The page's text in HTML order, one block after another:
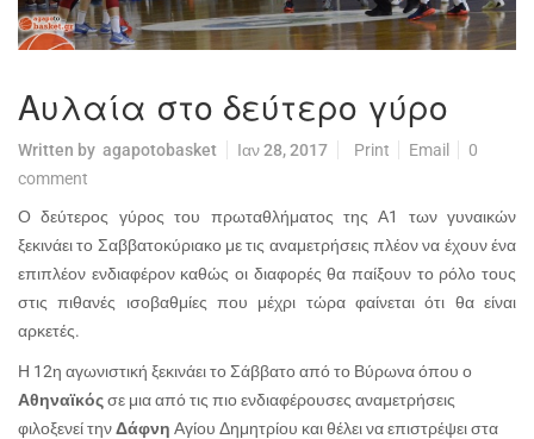
Αυλαία στο δεύτερο γύρο
Written by agapotobasket Ιαν 28, 2017 Print Email
0
comment
Ο δεύτερος γύρος του πρωταθλήματος της Α1 των γυναικών
ξεκινάει το Σαββατοκύριακο με τις αναμετρήσεις πλέον να έχουν ένα
επιπλέον ενδιαφέρον καθώς οι διαφορές θα παίξουν το ρόλο τους
στις πιθανές ισοβαθμίες που μέχρι τώρα φαίνεται ότι θα είναι
αρκετές.
Η 12η αγωνιστική ξεκινάει το Σάββατο από το Βύρωνα όπου ο
Αθηναϊκόςσε μια από τις πιο ενδιαφέρουσες αναμετρήσεις
φιλοξενεί τηνΔάφνη Αγίου Δημητρίου και θέλει να επιστρέψει στα